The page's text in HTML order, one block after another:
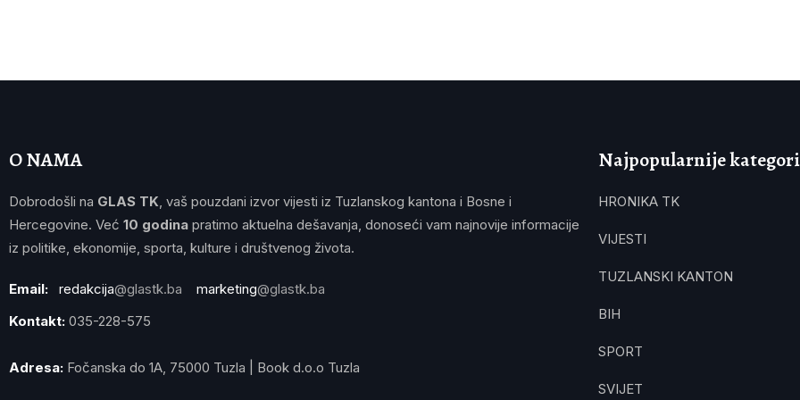
O NAMA
Dobrodošli na GLAS TK, vaš pouzdani izvor vijesti iz Tuzlanskog kantona i Bosne i
Hercegovine. Već 10 godina pratimo aktuelna dešavanja, donoseći vam najnovije informacije
iz politike, ekonomije, sporta, kulture i društvenog života.
Email: redakcija@glastk.ba marketing@glastk.ba
Kontakt: 035-228-575
Adresa: Fočanska do 1A, 75000 Tuzla | Book d.o.o Tuzla
Najpopularnije
HRONIKA TK
VIJESTI
TUZLANSKI KANTON
BIH
SPORT
SVIJET